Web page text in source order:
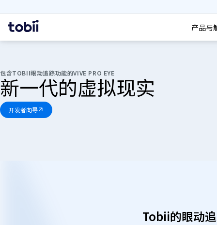
首
页
产品与
搜索
包含TOBII眼动追踪功能的VIVE PRO EYE
新一代的虚拟现实
开发者向导
Tobii的眼动